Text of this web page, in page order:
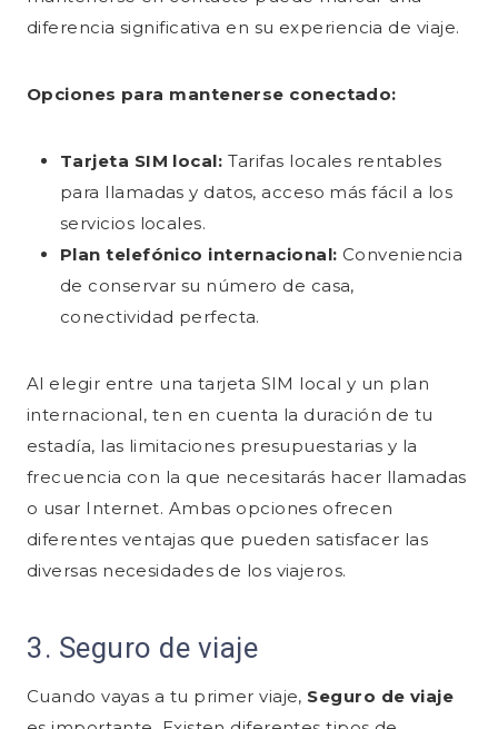
diferencia significativa en su experiencia de viaje.
Opciones para mantenerse conectado:
Tarjeta SIM local: Tarifas locales rentables
para llamadas y datos, acceso más fácil a los
servicios locales.
Plan telefónico internacional: Conveniencia
de conservar su número de casa,
conectividad perfecta.
Al elegir entre una tarjeta SIM local y un plan
internacional, ten en cuenta la duración de tu
estadía, las limitaciones presupuestarias y la
frecuencia con la que necesitarás hacer llamadas
o usar Internet. Ambas opciones ofrecen
diferentes ventajas que pueden satisfacer las
diversas necesidades de los viajeros.
3. Seguro de viaje
Cuando vayas a tu primer viaje, Seguro de viaje